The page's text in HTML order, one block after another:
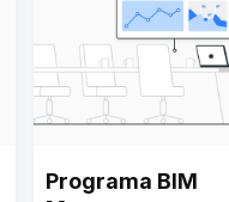
Programa BIM